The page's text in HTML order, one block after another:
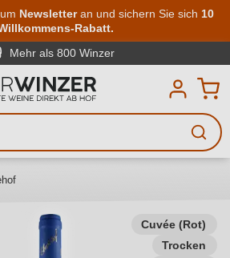
Zum Hauptinhalt springen
Newsletteran und sichern Sie sich 10
Rabatt.
Mehr als 800 Winzer
Cuvée (Rot)
Trocken
Zeichen eingeben
Sie, welchen Wein
– ob nach Geschmack,